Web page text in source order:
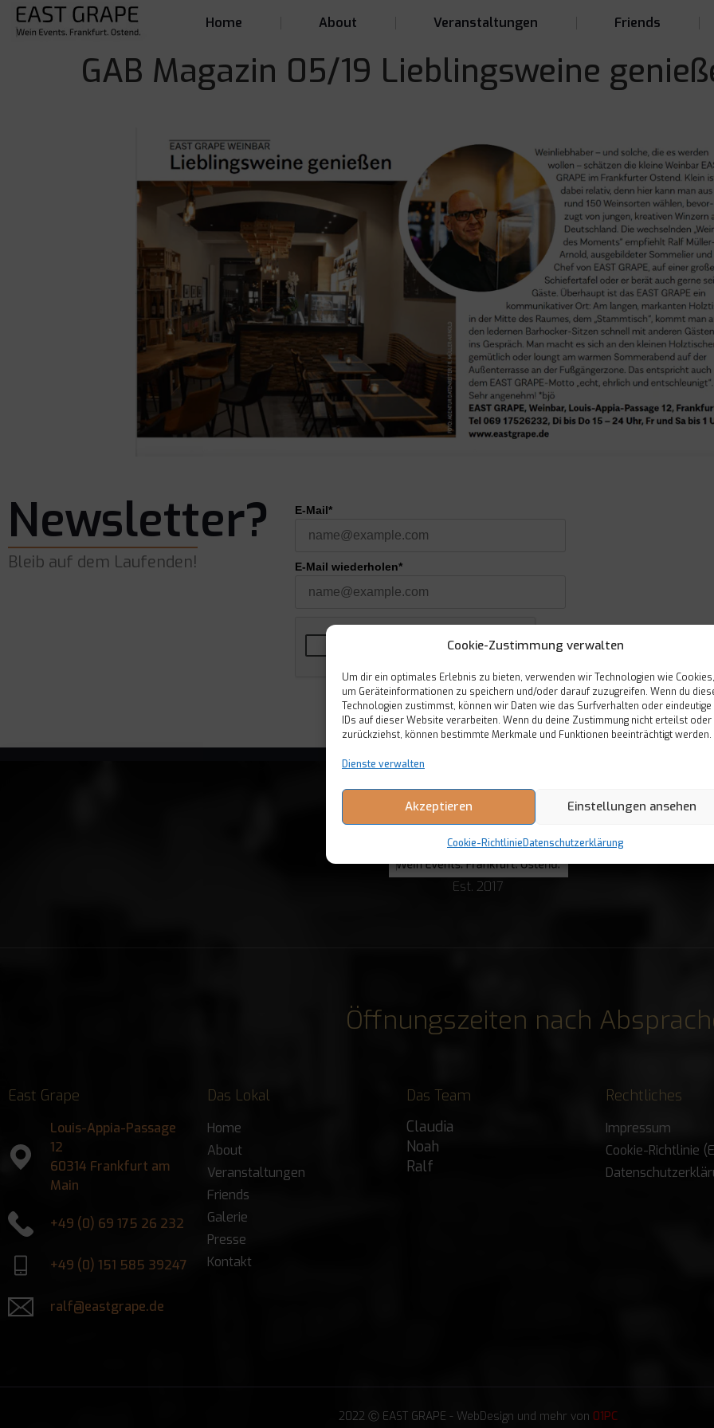
Cookie-Zustimmung verwalten
Um dir ein optimales Erlebnis zu bieten, verwenden wir Technologien wie Cookies,
um Geräteinformationen zu speichern und/oder darauf zuzugreifen. Wenn du
Technologien zustimmst, können wir Daten wie das Surfverhalten oder eindeutige
IDs auf dieser Website verarbeiten. Wenn du deine Zustimmung nicht erteilst oder
zurückziehst, können bestimmte Merkmale und Funktionen beeinträchtigt werden.
Dienste verwalten
Akzeptieren Einstellungen ansehen
Cookie-RichtlinieDatenschutzerklärung
Home About Veranstaltungen Friends
GAB Magazin 05/19 Lieblingsweine
Newsletter?
Bleib auf dem Laufenden!
E-Mail*
E-Mail wiederholen*
Anmelden
Est. 2017
Öffnungszeiten nach
East Grape
Louis-Appia-Passage
12
60314 Frankfurt am
Main
+49 (0) 69 175 26 232
+49 (0) 151 585 39247
ralf@eastgrape.de
Das Lokal
Home
About
Veranstaltungen
Friends
Galerie
Presse
Kontakt
Das Team
Claudia
Noah
Ralf
Rechtliches
Impressum
Cookie-Richtlinie
2022 Ⓒ EAST GRAPE - WebDesign und mehr von 01PC